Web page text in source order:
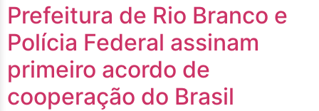
Prefeitura de Rio Branco e
Polícia Federal assinam
primeiro acordo de
cooperação do Brasil